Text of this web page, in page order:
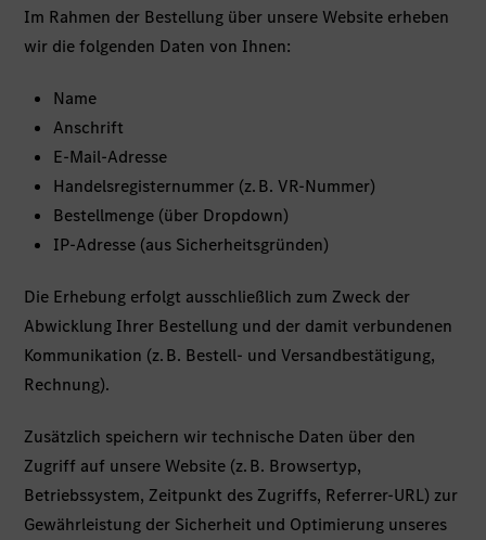
Im Rahmen der Bestellung über unsere Website erheben
wir die folgenden Daten von Ihnen:
Name
Anschrift
E-Mail-Adresse
Handelsregisternummer (z. B. VR-Nummer)
Bestellmenge (über Dropdown)
IP-Adresse (aus Sicherheitsgründen)
Die Erhebung erfolgt ausschließlich zum Zweck der
Abwicklung Ihrer Bestellung und der damit verbundenen
Kommunikation (z. B. Bestell- und Versandbestätigung,
Rechnung).
Zusätzlich speichern wir technische Daten über den
Zugriff auf unsere Website (z. B. Browsertyp,
Betriebssystem, Zeitpunkt des Zugriffs, Referrer-URL) zur
Gewährleistung der Sicherheit und Optimierung unseres